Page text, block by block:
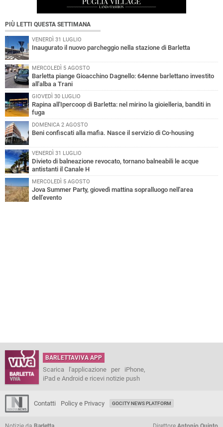
PIÙ LETTI QUESTA SETTIMANA
VENERDÌ 31 LUGLIO
Inaugurato il nuovo parcheggio nella stazione di Barletta
MERCOLEDÌ 5 AGOSTO
Barletta piange Gioacchino Dagnello: 64enne barlettano investito
all'alba a Trani
GIOVEDÌ 30 LUGLIO
Rapina all'Ipercoop di Barletta: nel mirino la gioielleria, banditi in
fuga
DOMENICA 2 AGOSTO
Beni confiscati alla mafia. Nasce il servizio di Co-housing
VENERDÌ 31 LUGLIO
Divieto di balneazione revocato, tornano balneabili le acque
antistanti il Canale H
MERCOLEDÌ 5 AGOSTO
Jova Summer Party, giovedì mattina sopralluogo nell'area
dell'evento
BARLETTAVIVA APP
Scarica l'applicazione per iPhone,
iPad e Android e ricevi notizie push
Contatti Policy e Privacy GOCITY NEWS PLATFORM